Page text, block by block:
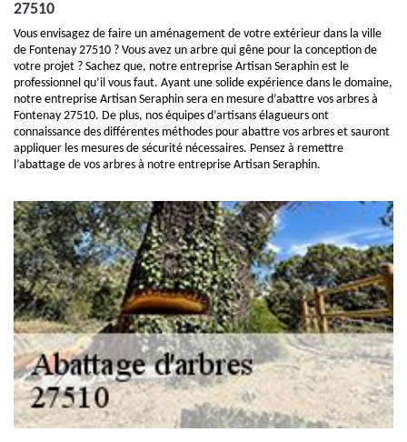
27510
Vous envisagez de faire un aménagement de votre extérieur dans la ville
de Fontenay 27510 ? Vous avez un arbre qui gêne pour la conception de
votre projet ? Sachez que, notre entreprise Artisan Seraphin est le
professionnel qu’il vous faut. Ayant une solide expérience dans le domaine,
notre entreprise Artisan Seraphin sera en mesure d’abattre vos arbres à
Fontenay 27510. De plus, nos équipes d’artisans élagueurs ont
connaissance des différentes méthodes pour abattre vos arbres et sauront
appliquer les mesures de sécurité nécessaires. Pensez à remettre
l’abattage de vos arbres à notre entreprise Artisan Seraphin.